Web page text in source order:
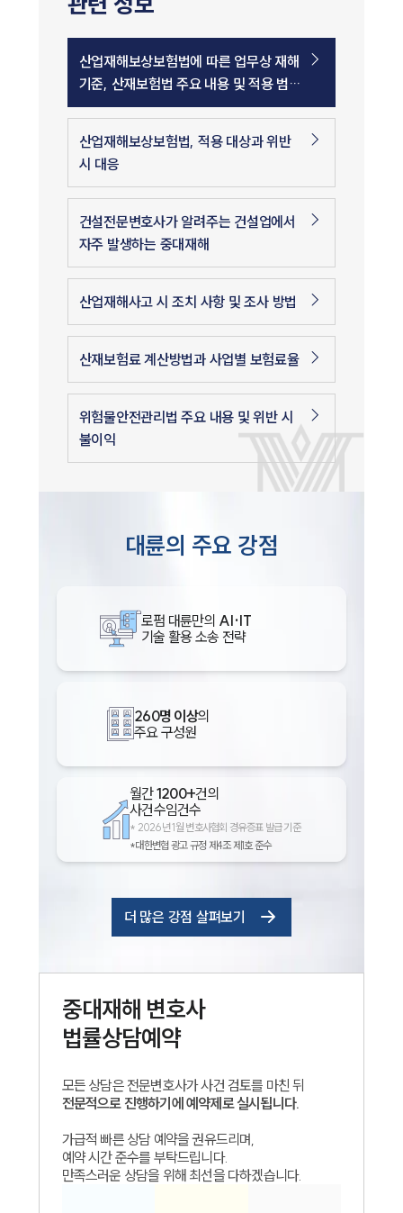
산업재해보상보험법에 따른 업무상 재해
기준, 산재보험법 주요 내용 및 적용 범위
는?
산업재해보상보험법, 적용 대상과 위반
시 대응
건설전문변호사가 알려주는 건설업에서
자주 발생하는 중대재해
산업재해사고 시 조치 사항 및 조사 방법
산재보험료 계산방법과 사업별 보험료율
위험물안전관리법 주요 내용 및 위반 시
불이익
대륜의 주요 강점
로펌 대륜만의 AI·IT
기술 활용 소송 전략
260명 이상의
주요 구성원
월간1200+건의
사건수임건수
* 2026년 1월 변호사협회 경유증표 발급 기준
*대한변협 광고 규정 제4조 제1호 준수
더 많은 강점 살펴보기
중대재해 변호사
법률상담예약
모든 상담은 전문변호사가 사건 검토를 마친 뒤
전문적으로 진행하기에 예약제로 실시됩니다.
가급적 빠른 상담 예약을 권유드리며,
예약 시간 준수를 부탁드립니다.
만족스러운 상담을 위해 최선을 다하겠습니다.